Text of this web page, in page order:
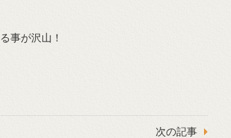
事が沢山！
次の記事